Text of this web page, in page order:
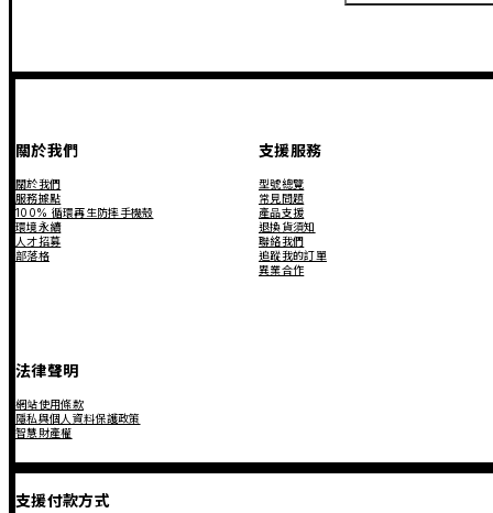
關於我們
關於我們
服務據點
100% 循環再生防摔手機殼
環境永續
人才招募
部落格
支援服務
型號總覽
常見問題
產品支援
退換貨須知
聯絡我們
追蹤我的訂單
異業合作
法律聲明
網站使用條款
隱私與個人資料保護政策
智慧財產權
支援付款方式